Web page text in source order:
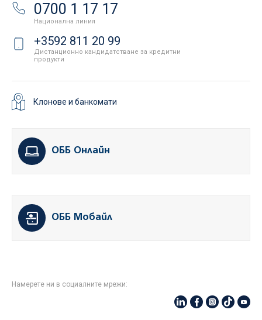
0700 1 17 17
Национална линия
+3592 811 20 99
Дистанционно кандидатстване за кредитни
продукти
Клонове и банкомати
ОББ Онлайн
ОББ Мобайл
Намерете ни в социалните мрежи: